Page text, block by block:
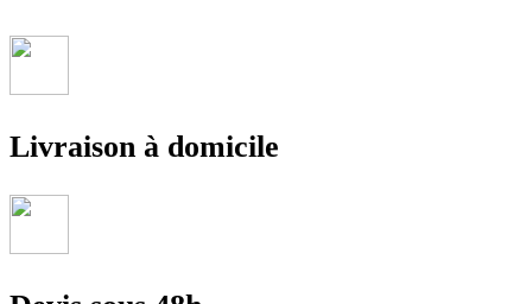
Livraison à domicile